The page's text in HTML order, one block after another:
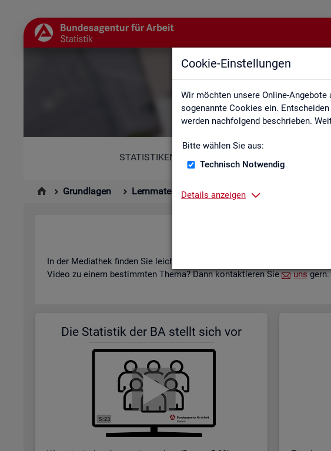
Cookie-Einstellungen
Wir möchten unsere Online-
sogenannte Cookies ein.
werden nachfolgend beschrieben.
Bitte wählen Sie aus:
Technisch Notwendig
Details anzeigen
STATISTIKEN
Grundlagen Lernmaterialien Mediathek
In der Me­dia­thek fin­den Sie leicht ver­ständ­li­che Kurz­vi­de­os zu
Video zu einem be­stimm­ten Thema? Dann kon­tak­tie­ren Sie
unsgern.
Die Sta­tis­tik der BA stellt sich vor